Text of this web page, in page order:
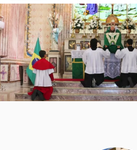
Home
Paróquia
Expediente Paroquial
Eventos
Acesse Também